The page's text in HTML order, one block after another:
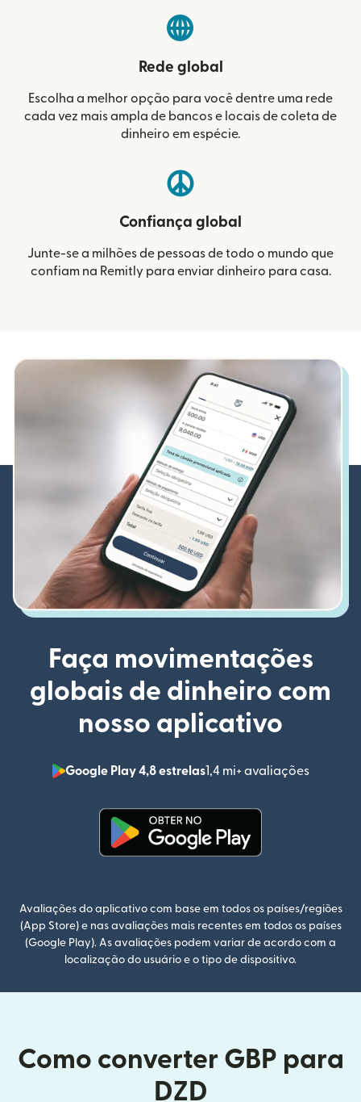
Rede global
Escolha a melhor opção para você dentre uma rede
cada vez mais ampla de bancos e locais de coleta de
dinheiro em espécie.
Confiança global
Junte-se a milhões de pessoas de todo o mundo que
confiam na Remitly para enviar dinheiro para casa.
Faça movimentações
globais de dinheiro com
nosso aplicativo
Google Play 4,8 estrelas1,4 mi+ avaliações
(abre
Avaliações do aplicativo com base em todos os países/regiões
(App Store) e nas avaliações mais recentes em todos os países
(Google Play). As avaliações podem variar de acordo com a
localização do usuário e o tipo de dispositivo.
Como converter GBP para
DZD